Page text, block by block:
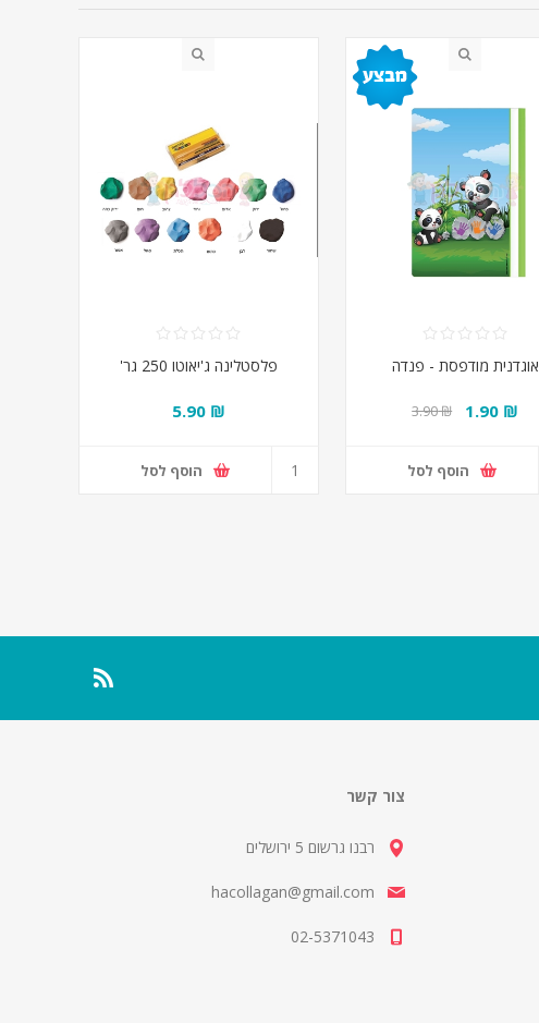
אוגדנית מודפסת - פנדה
₪ 1.90
₪ 3.90
הוסף לסל
פלסטלינה ג'יאוטו 250 גר'
₪ 5.90
הוסף לסל
צור קשר
רבנו גרשום 5 ירושלים
hacollagan@gmail.com
02-5371043